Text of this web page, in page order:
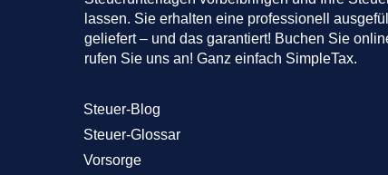
lassen. Sie erhalten eine professionell
geliefert – und das garantiert! Buchen Sie
rufen Sie uns an! Ganz einfach SimpleTax.
Steuer-Blog
Steuer-Glossar
Vorsorge